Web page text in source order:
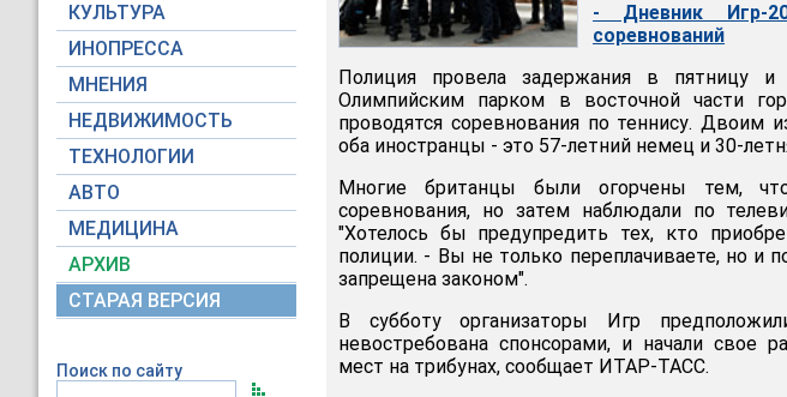
КУЛЬТУРА
ИНОПРЕССА
МНЕНИЯ
НЕДВИЖИМОСТЬ
ТЕХНОЛОГИИ
АВТО
МЕДИЦИНА
АРХИВ
СТАРАЯ ВЕРСИЯ
Поиск по сайту
- Дневник Игр-
соревнований
Полиция провела задержания в пятницу
Олимпийским парком в восточной части
проводятся соревнования по теннису. Двоим
оба иностранцы - это 57-летний немец и 30-
Многие британцы были огорчены тем,
соревнования, но затем наблюдали по
"Хотелось бы предупредить тех, кто
полиции. - Вы не только переплачиваете, но и
запрещена законом".
В субботу организаторы Игр
невостребована спонсорами, и начали свое
мест на трибунах, сообщает ИТАР-ТАСС.